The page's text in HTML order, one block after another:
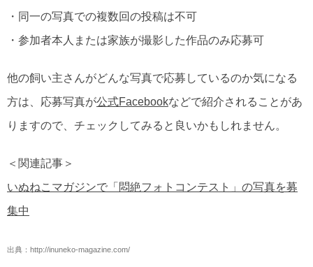
・同一の写真での複数回の投稿は不可
・参加者本人または家族が撮影した作品のみ応募可
他の飼い主さんがどんな写真で応募しているのか気になる
方は、応募写真が公式Facebookなどで紹介されることがあ
りますので、チェックしてみると良いかもしれません。
＜関連記事＞
いぬねこマガジンで「悶絶フォトコンテスト」の写真を募
集中
出典：http://inuneko-magazine.com/